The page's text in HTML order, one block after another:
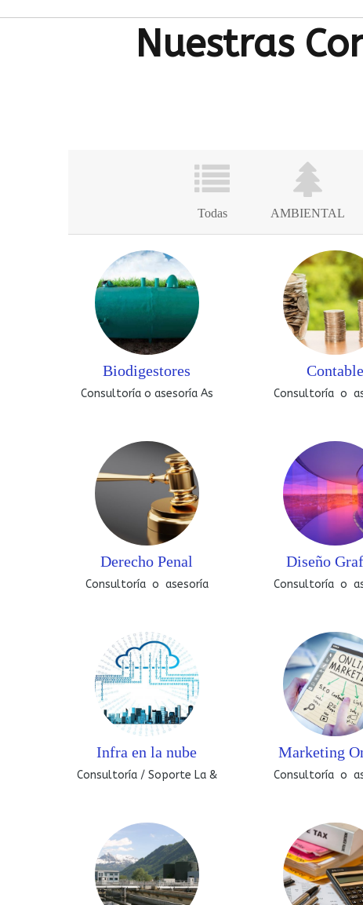
Nuestras
Todas AMBIENTAL
Biodigestores
Consultoría o asesoría As
Contable
Consultoría o
Derecho Penal
Consultoría o asesoría
Diseño
Consultoría o
Infra en la nube
Consultoría / Soporte La &
Marketing
Consultoría o